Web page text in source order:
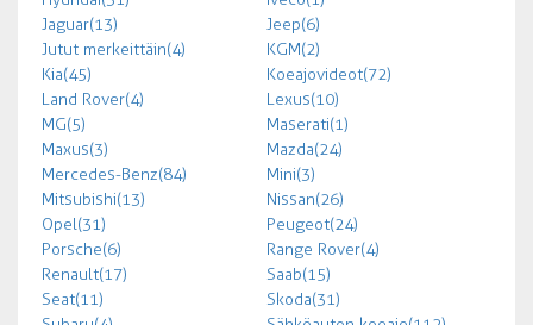
Jaguar (13)
Jeep (6)
Jutut merkeittäin (4)
KGM (2)
Kia (45)
Koeajovideot (72)
Land Rover (4)
Lexus (10)
MG (5)
Maserati (1)
Maxus (3)
Mazda (24)
Mercedes-Benz (84)
Mini (3)
Mitsubishi (13)
Nissan (26)
Opel (31)
Peugeot (24)
Porsche (6)
Range Rover (4)
Renault (17)
Saab (15)
Seat (11)
Skoda (31)